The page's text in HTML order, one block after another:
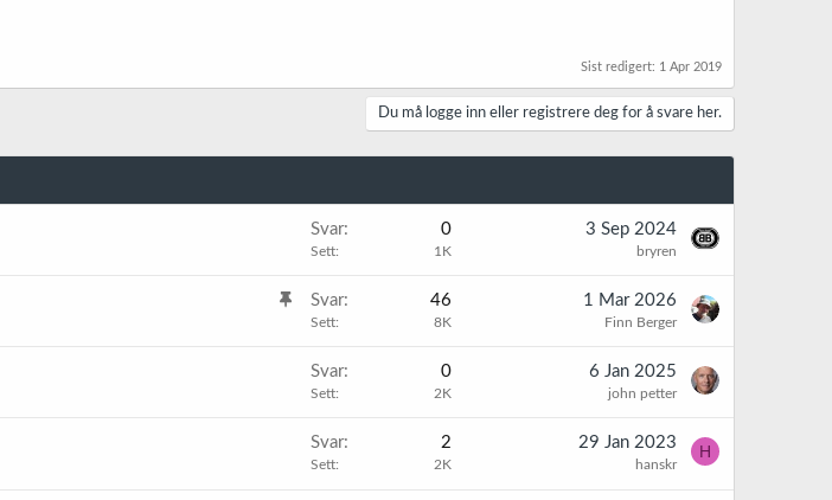
Sist redigert: 1 Apr 2019
Du må logge inn eller registrere deg for å svare her.
Svar 0
Sett 1K
3 Sep 2024
bryren
K
Svar 46
Sett 8K
1 Mar 2026
Finn Berger
Svar 0
Sett 2K
6 Jan 2025
john petter
Svar 2
Sett 2K
29 Jan 2023
hanskr
H